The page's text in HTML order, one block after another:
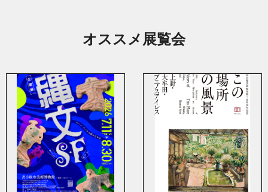
オススメ展覧会